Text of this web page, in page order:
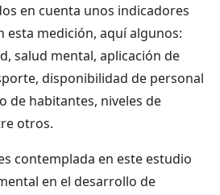
en cuenta unos indicadores
medición, aquí algunos:
salud mental, aplicación de
disponibilidad de personal
de habitantes, niveles de
otros.
contemplada en este estudio
en el desarrollo de